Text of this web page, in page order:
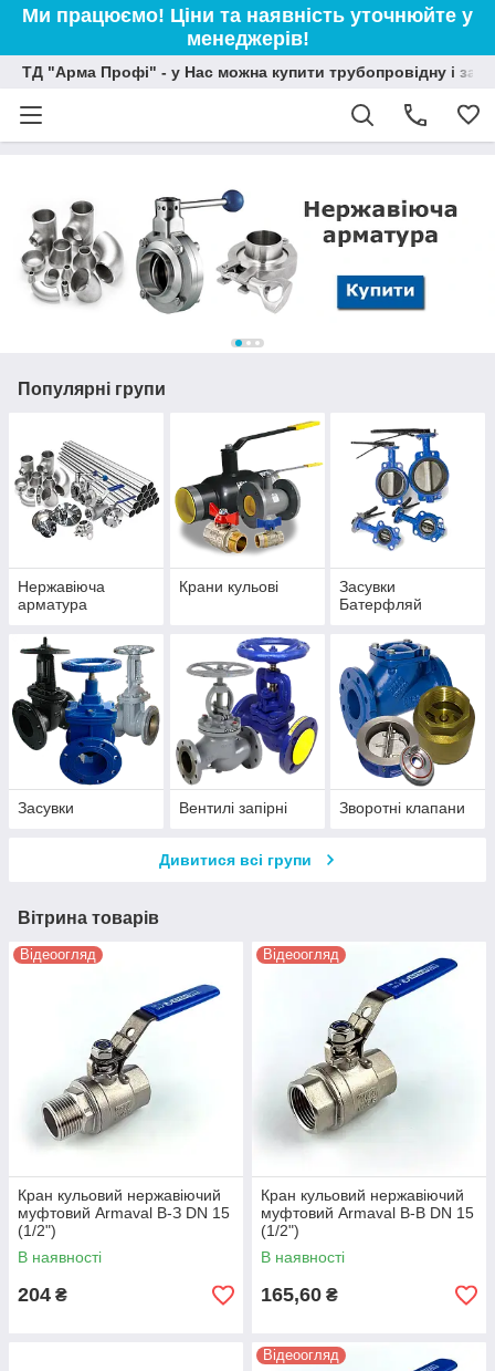
Ми працюємо! Ціни та наявність уточнюйте у
менеджерів!
ТД "Арма Профі" - у Нас можна купити трубопровідну і
Популярні групи
Нержавіюча
арматура
Крани кульові
Засувки
Батерфляй
Засувки Вентилі запірні Зворотні клапани
Дивитися всі групи
Вітрина товарів
Відеоогляд
Кран кульовий нержавіючий
муфтовий Armaval В-З DN 15
(1/2")
В наявності
204 ₴
Відеоогляд
Кран кульовий нержавіючий
муфтовий Armaval В-В DN 15
(1/2")
В наявності
165,60 ₴
Відеоогляд